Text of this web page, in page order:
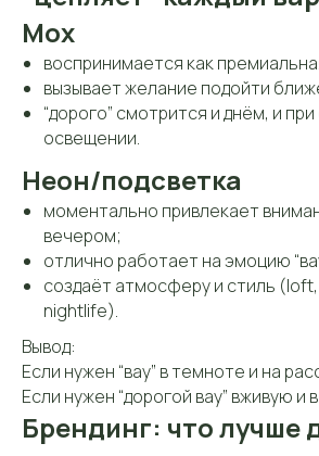
Мох
воспринимается как
вызывает желание подойти
“дорого” смотрится и днём, и
освещении.
Неон/подсветка
моментально привлекает
вечером;
отлично работает на эмоцию
создаёт атмосферу и стиль
nightlife).
Вывод:
Если нужен “вау” в темноте и на
Если нужен “дорогой вау” вживую и
Брендинг: что лучше